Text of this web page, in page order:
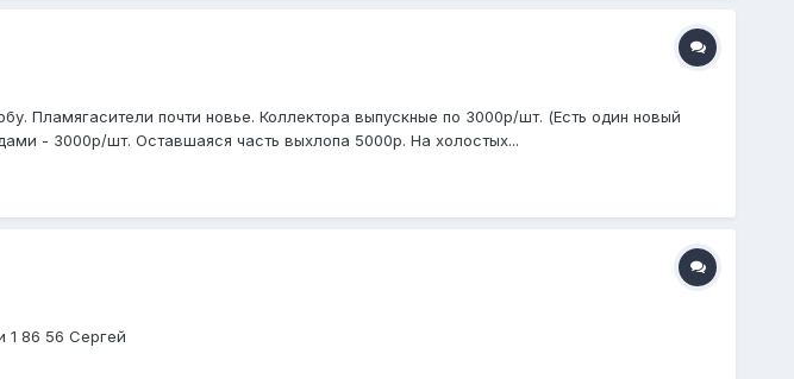
Пламягасители почти новье. Коллектора выпускные по 3000р/шт. (Есть один новый
- 3000р/шт. Оставшаяся часть выхлопа 5000р. На холостых...
1 86 56 Сергей